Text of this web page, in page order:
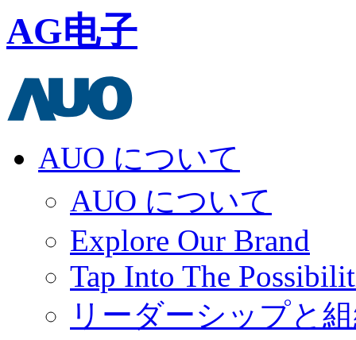
AG电子
AUO について
AUO について
Explore Our Brand
Tap Into The
リーダーシップと